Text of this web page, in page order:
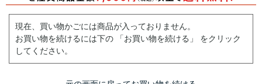
現在、買い物かごには商品が入っておりません。
お買い物を続けるには下の 「お買い物を続ける」 をクリック
してください。